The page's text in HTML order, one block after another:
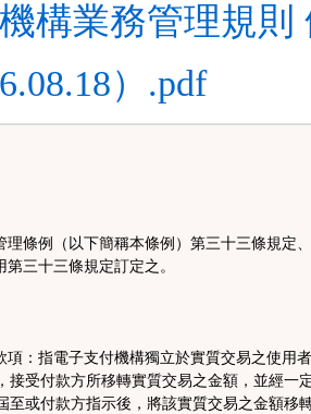
構業務管理規則
）.pdf
理條例（以下簡稱本條例）第三十三條規定
三十三條規定訂定之。
項：指電子支付機構獨立於實質交易之使用
受付款方所移轉實質交易之金額，並經一
或付款方指示後，將該實質交易之金額移